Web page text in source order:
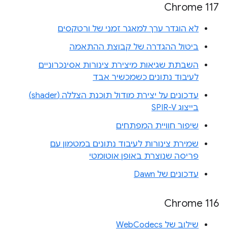
Chrome 117
לא הוגדר ערך למאגר זמני של ורטקסים
ביטול ההגדרה של קבוצת ההתאמה
השבתת שגיאות מיצירת צינורות אסינכרוניים
לעיבוד נתונים כשמכשיר אבד
עדכונים על יצירת מודול תוכנת הצללה (shader)
בייצוג SPIR-V
שיפור חוויית המפתחים
שמירת צינורות לעיבוד נתונים במטמון עם
פריסה שנוצרת באופן אוטומטי
עדכונים של Dawn
Chrome 116
שילוב של WebCodecs